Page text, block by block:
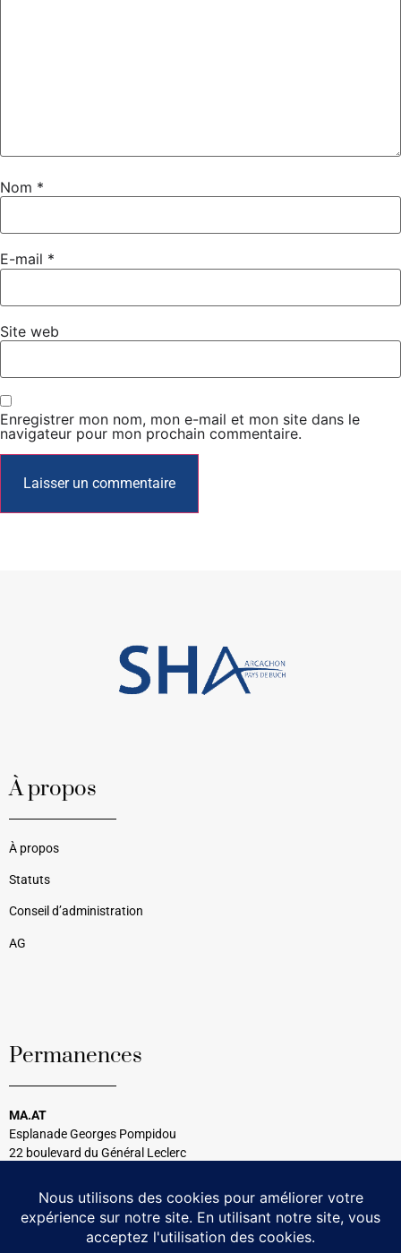
Nom *
E-mail *
Site web
Enregistrer mon nom, mon e-mail et mon site dans le
navigateur pour mon prochain commentaire.
À propos
À propos
Statuts
Conseil d’administration
AG
Permanences
MA.AT
Esplanade Georges Pompidou
22 boulevard du Général Leclerc
Tél : 05 56 54 99 08
Tous les mercredis
14h30 à 17h00